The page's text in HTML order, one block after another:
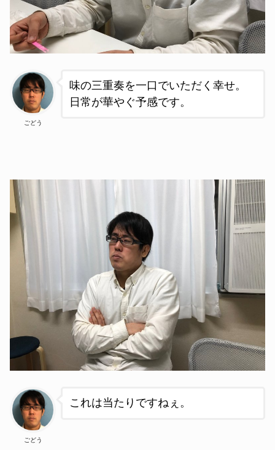
ごどう
味の三重奏を一口でいただく幸せ。
日常が華やぐ予感です。
ごどう
これは当たりですねぇ。